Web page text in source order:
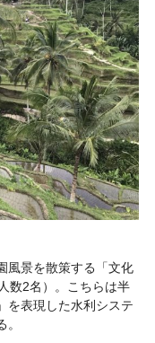
風景を散策する「文化
数2名）。こちらは半
を表現した水利システ